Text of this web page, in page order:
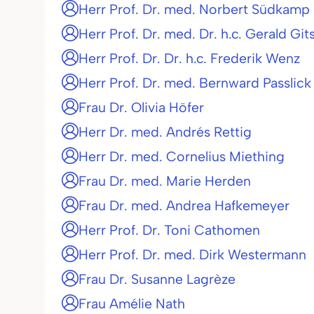
Herr Prof. Dr. med. Norbert Südkamp
Herr Prof. Dr. med. Dr. h.c. Gerald
Herr Prof. Dr. Dr. h.c. Frederik Wenz
Herr Prof. Dr. med. Bernward Passlick
Frau Dr. Olivia Höfer
Herr Dr. med. Andrés Rettig
Herr Dr. med. Cornelius Miething
Frau Dr. med. Marie Herden
Frau Dr. med. Andrea Hafkemeyer
Herr Prof. Dr. Toni Cathomen
Herr Prof. Dr. med. Dirk Westermann
Frau Dr. Susanne Lagrèze
Frau Amélie Nath